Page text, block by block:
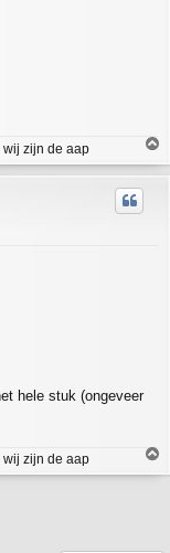
wij zijn de aap
p
hele stuk (ongeveer
wij zijn de aap
o